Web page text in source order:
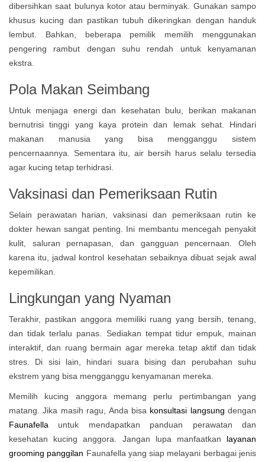
dibersihkan saat bulunya kotor atau berminyak. Gunakan sampo
khusus kucing dan pastikan tubuh dikeringkan dengan handuk
lembut. Bahkan, beberapa pemilik memilih menggunakan
pengering rambut dengan suhu rendah untuk kenyamanan
ekstra.
Pola Makan Seimbang
Untuk menjaga energi dan kesehatan bulu, berikan makanan
bernutrisi tinggi yang kaya protein dan lemak sehat. Hindari
makanan manusia yang bisa mengganggu sistem
pencernaannya. Sementara itu, air bersih harus selalu tersedia
agar kucing tetap terhidrasi.
Vaksinasi dan Pemeriksaan Rutin
Selain perawatan harian, vaksinasi dan pemeriksaan rutin ke
dokter hewan sangat penting. Ini membantu mencegah penyakit
kulit, saluran pernapasan, dan gangguan pencernaan. Oleh
karena itu, jadwal kontrol kesehatan sebaiknya dibuat sejak awal
kepemilikan.
Lingkungan yang Nyaman
Terakhir, pastikan anggora memiliki ruang yang bersih, tenang,
dan tidak terlalu panas. Sediakan tempat tidur empuk, mainan
interaktif, dan ruang bermain agar mereka tetap aktif dan tidak
stres. Di sisi lain, hindari suara bising dan perubahan suhu
ekstrem yang bisa mengganggu kenyamanan mereka.
Memilih kucing anggora memang perlu pertimbangan yang
matang. Jika masih ragu, Anda bisa konsultasi langsung dengan
Faunafella untuk mendapatkan panduan perawatan dan
kesehatan kucing anggora. Jangan lupa manfaatkan layanan
grooming panggilan Faunafella yang siap melayani berbagai jenis